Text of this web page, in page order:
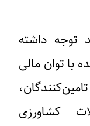
توجه داشته
با توان مالی
کشاورزی